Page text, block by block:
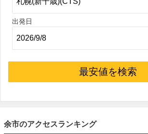
出発日
最安値を検索
余市のアクセスランキング